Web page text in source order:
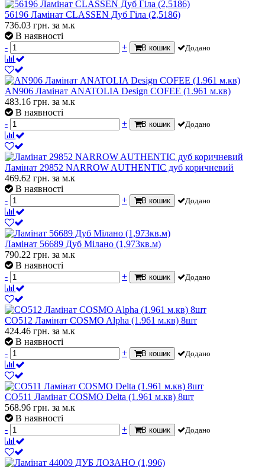
56196 Ламінат CLASSEN Дуб Гіла (2,5186)
736.03 грн. за м.к
В наявності
-
+ В кошик Додано
AN906 Ламінат ANATOLIA Design COFEE (1.961 м.кв)
483.16 грн. за м.к
В наявності
-
+ В кошик Додано
Ламінат 29852 NARROW AUTHENTIC дуб коричневий
469.62 грн. за м.к
В наявності
-
+ В кошик Додано
Ламінат 56689 Дуб Мілано (1,973кв.м)
790.22 грн. за м.к
В наявності
-
+ В кошик Додано
CO512 Ламінат COSMO Alpha (1.961 м.кв) 8шт
424.46 грн. за м.к
В наявності
-
+ В кошик Додано
CO511 Ламінат COSMO Delta (1.961 м.кв) 8шт
568.96 грн. за м.к
В наявності
-
+ В кошик Додано